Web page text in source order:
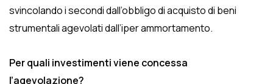
svincolando i secondi dall’obbligo di acquisto di beni
strumentali agevolati dall’iper ammortamento.
Per quali investimenti viene concessa
l’agevolazione?